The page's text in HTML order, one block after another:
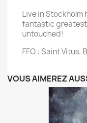
Live in Stockholm
fantastic greatest
untouched!
FFO : Saint Vitus,
VOUS AIMEREZ